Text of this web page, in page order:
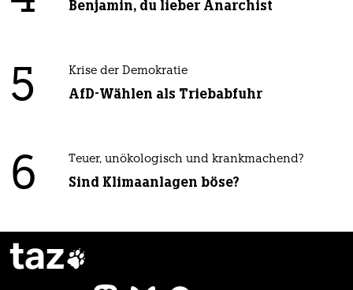
Benjamin, du lieber Anarchist
5 Krise der Demokratie
AfD-Wählen als Triebabfuhr
6 Teuer, unökologisch und krankmachend?
Sind Klimaanlagen böse?
taz